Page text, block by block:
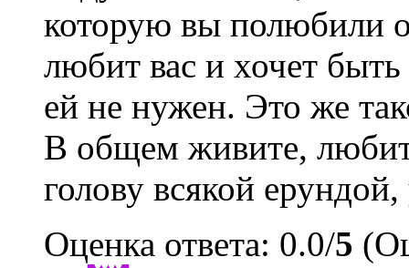
которую вы полюбили
любит вас и хочет
ей не нужен. Это же
В общем живите,
голову всякой
Оценка ответа: 0.0/5